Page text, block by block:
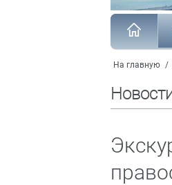
На главную /